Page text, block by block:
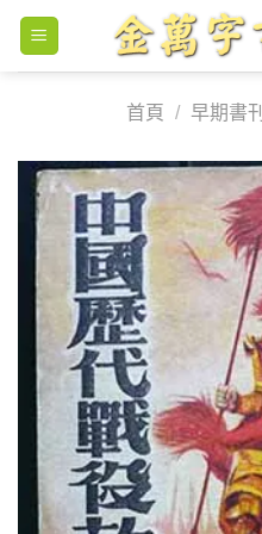
Skip
content
首頁
/ 早期書刊